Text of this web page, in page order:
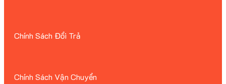
Chính Sách Đổi Trả
Chính Sách Vận Chuyển